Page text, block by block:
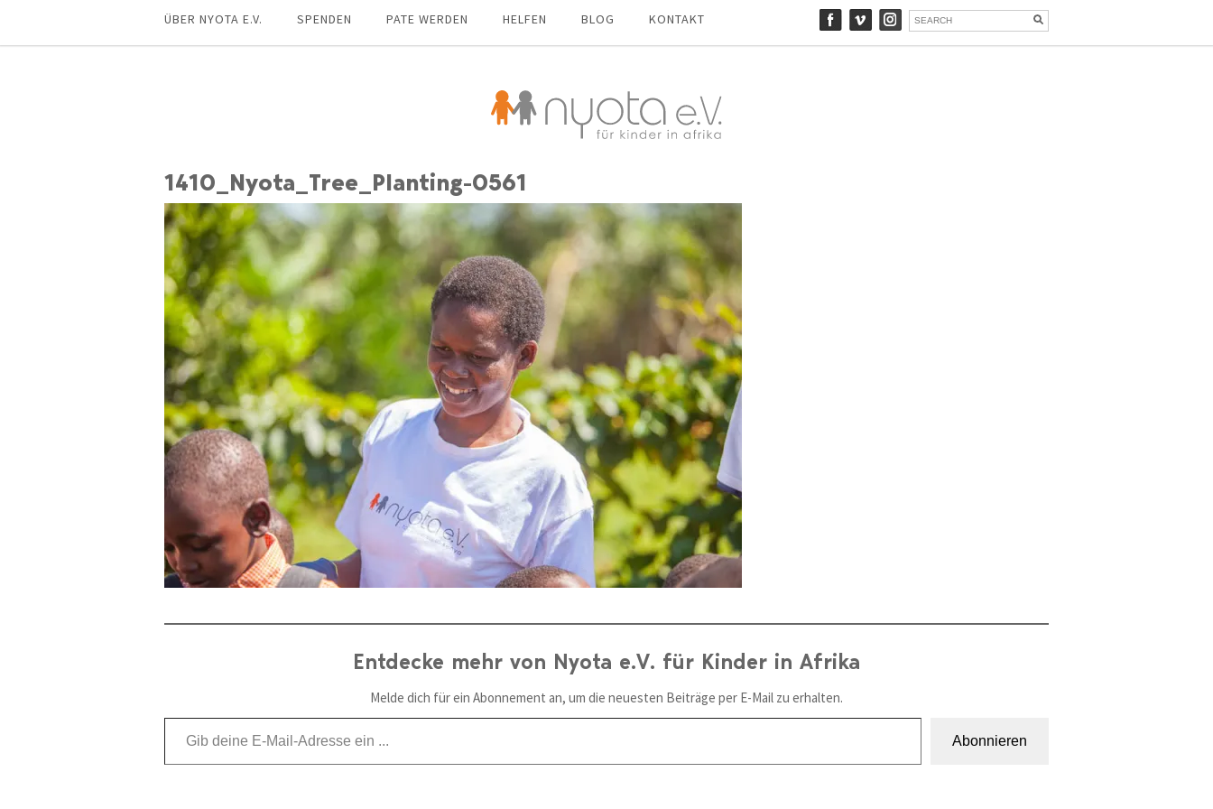
ÜBER NYOTA E.V. SPENDEN PATE WERDEN HELFEN BLOG KONTAKT
1410_Nyota_Tree_Planting-0561
Entdecke mehr von Nyota e.V. für Kinder in Afrika
Melde dich für ein Abonnement an, um die neuesten Beiträge per E-Mail zu erhalten.
Gib deine E-Mail-Adresse ein ...
Abonnieren